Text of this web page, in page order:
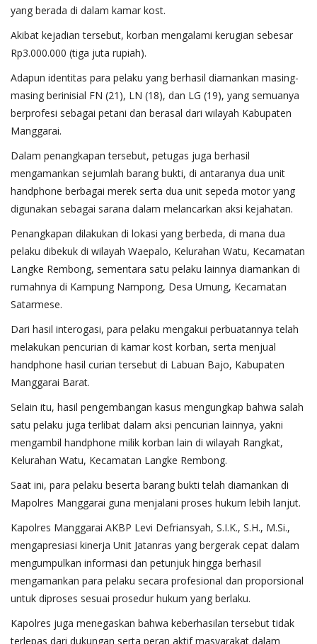
yang berada di dalam kamar kost.
Akibat kejadian tersebut, korban mengalami kerugian sebesar
Rp3.000.000 (tiga juta rupiah).
Adapun identitas para pelaku yang berhasil diamankan masing-
masing berinisial FN (21), LN (18), dan LG (19), yang semuanya
berprofesi sebagai petani dan berasal dari wilayah Kabupaten
Manggarai.
Dalam penangkapan tersebut, petugas juga berhasil
mengamankan sejumlah barang bukti, di antaranya dua unit
handphone berbagai merek serta dua unit sepeda motor yang
digunakan sebagai sarana dalam melancarkan aksi kejahatan.
Penangkapan dilakukan di lokasi yang berbeda, di mana dua
pelaku dibekuk di wilayah Waepalo, Kelurahan Watu, Kecamatan
Langke Rembong, sementara satu pelaku lainnya diamankan di
rumahnya di Kampung Nampong, Desa Umung, Kecamatan
Satarmese.
Dari hasil interogasi, para pelaku mengakui perbuatannya telah
melakukan pencurian di kamar kost korban, serta menjual
handphone hasil curian tersebut di Labuan Bajo, Kabupaten
Manggarai Barat.
Selain itu, hasil pengembangan kasus mengungkap bahwa salah
satu pelaku juga terlibat dalam aksi pencurian lainnya, yakni
mengambil handphone milik korban lain di wilayah Rangkat,
Kelurahan Watu, Kecamatan Langke Rembong.
Saat ini, para pelaku beserta barang bukti telah diamankan di
Mapolres Manggarai guna menjalani proses hukum lebih lanjut.
Kapolres Manggarai AKBP Levi Defriansyah, S.I.K., S.H., M.Si.,
mengapresiasi kinerja Unit Jatanras yang bergerak cepat dalam
mengumpulkan informasi dan petunjuk hingga berhasil
mengamankan para pelaku secara profesional dan proporsional
untuk diproses sesuai prosedur hukum yang berlaku.
Kapolres juga menegaskan bahwa keberhasilan tersebut tidak
terlepas dari dukungan serta peran aktif masyarakat dalam